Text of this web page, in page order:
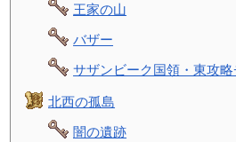
王家の山
バザー
サザンビーク国領・東攻略
北西の孤島
闇の遺跡